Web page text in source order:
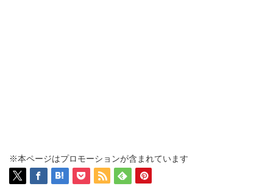
※本ページはプロモーションが含まれています